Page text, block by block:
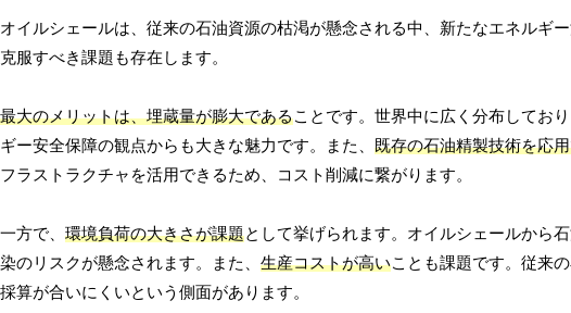
オイルシェールは、従来の石油資源の枯渇が懸念される中、新たなエネルギ
克服すべき課題も存在します。
最大のメリットは、埋蔵量が膨大であることです。世界中に広く分布してお
ギー安全保障の観点からも大きな魅力です。また、 既存の石油精製技術を応
フラストラクチャを活用できるため、コスト削減に繋がります。
一方で、 環境負荷の大きさが課題として挙げられます。オイルシェールから
染のリスクが懸念されます。また、 生産コストが高いことも課題です。従来
採算が合いにくいという側面があります。